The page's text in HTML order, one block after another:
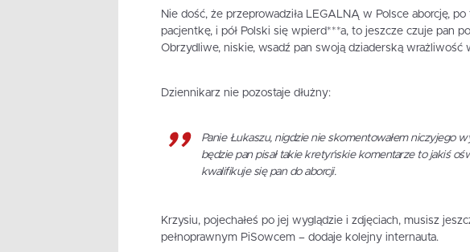
Nie dość, że przeprowadziła LEGALNĄ w Polsce aborcję,
pacjentkę, i pół Polski się wpierd***a, to jeszcze czuje pan
Obrzydliwe, niskie, wsadź pan swoją dziaderską wrażliwość
Dziennikarz nie pozostaje dłużny:
Panie Łukaszu, nigdzie nie skomentowałem niczyjego
będzie pan pisał takie kretyńskie komentarze to jakiś
kwalifikuje się pan do aborcji.
Krzysiu, pojechałeś po jej wyglądzie i zdjęciach, musisz
pełnoprawnym PiSowcem – dodaje kolejny internauta.